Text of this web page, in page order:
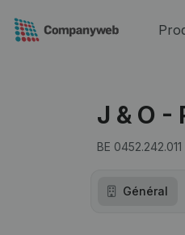
J & O -
BE 0452.242.011
Général